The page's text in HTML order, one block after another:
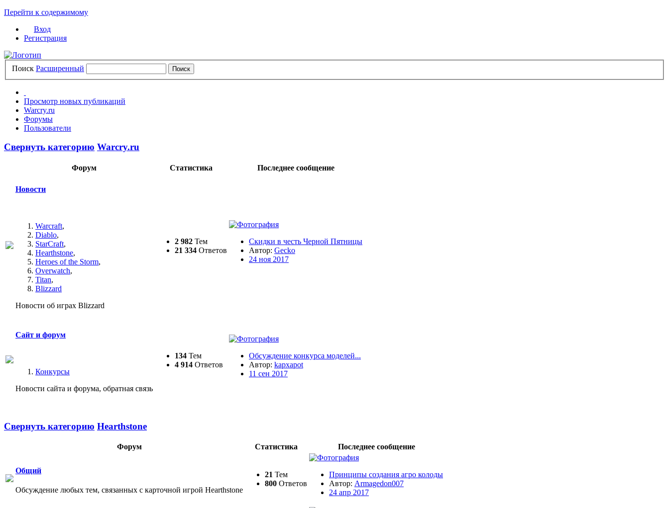
Перейти к содержимому
Вход
Регистрация
Поиск Расширенный
Просмотр новых публикаций
Warcry.ru
Форумы
Пользователи
Свернуть категорию Warcry.ru
Форум Статистика Последнее сообщение
Новости
Warcraft,
Diablo,
StarCraft,
Hearthstone,
Heroes of the Storm,
Overwatch,
Titan,
Blizzard
Новости об играх Blizzard
2 982 Тем
21 334 Ответов
Скидки в честь Черной Пятницы
Автор: Gecko
24 ноя 2017
Сайт и форум
Конкурсы
Новости сайта и форума, обратная связь
134 Тем
4 914 Ответов
Обсуждение конкурса моделей...
Автор: kapxapot
11 сен 2017
Свернуть категорию Hearthstone
Форум Статистика Последнее сообщение
Общий
Обсуждение любых тем, связанных с карточной игрой Hearthstone
21 Тем
800 Ответов
Принципы создания агро колоды
Автор: Armagedon007
24 апр 2017